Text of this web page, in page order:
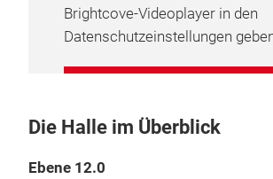
Brightcove-Videoplayer in den
Datenschutzeinstellungen
Die Halle im Überblick
Ebene 12.0